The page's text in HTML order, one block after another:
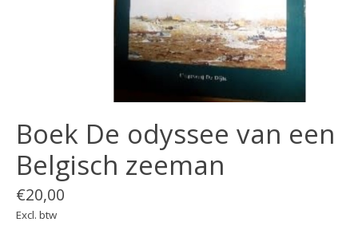
Boek De odyssee van een
Belgisch zeeman
€20,00
Excl. btw